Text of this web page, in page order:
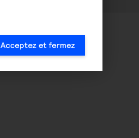
Acceptez et fermez